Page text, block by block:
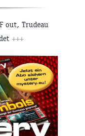
out, Trudeau
+++